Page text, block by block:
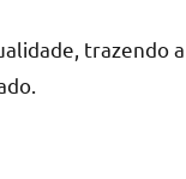
trazendo